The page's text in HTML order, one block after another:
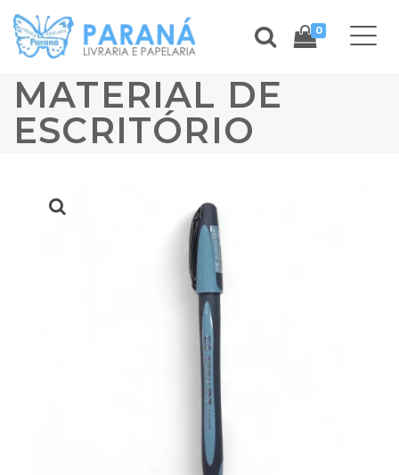
0
MATERIAL DE
ESCRITÓRIO